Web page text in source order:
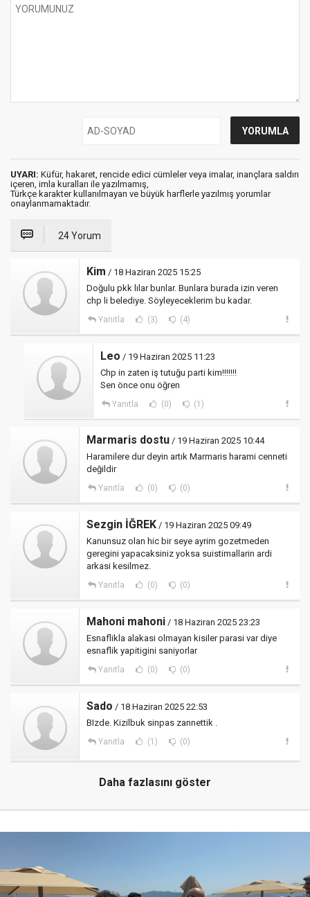
UYARI: Küfür, hakaret, rencide edici cümleler veya imalar, inançlara saldırı
içeren, imla kuralları ile yazılmamış,
Türkçe karakter kullanılmayan ve büyük harflerle yazılmış yorumlar
onaylanmamaktadır.
24 Yorum
Kim / 18 Haziran 2025 15:25
Doğulu pkk lılar bunlar. Bunlara burada izin veren
chp li belediye. Söyleyeceklerim bu kadar.
Yanıtla (3) (4)
Leo / 19 Haziran 2025 11:23
Chp in zaten iş tutuğu parti kim!!!!!!!
Sen önce onu öğren
Yanıtla (0) (1)
Marmaris dostu / 19 Haziran 2025 10:44
Haramilere dur deyin artık Marmaris harami cenneti
değildir
Yanıtla (0) (0)
Sezgin İĞREK / 19 Haziran 2025 09:49
Kanunsuz olan hic bir seye ayrim gozetmeden
geregini yapacaksiniz yoksa suistimallarin ardi
arkasi kesilmez.
Yanıtla (0) (0)
Mahoni mahoni / 18 Haziran 2025 23:23
Esnaflikla alakasi olmayan kisiler parasi var diye
esnaflik yapitigini saniyorlar
Yanıtla (0) (0)
Sado / 18 Haziran 2025 22:53
BIzde. Kizilbuk sinpas zannettik .
Yanıtla (1) (0)
Daha fazlasını göster